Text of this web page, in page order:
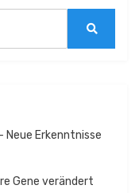
Erkenntnisse
Gene verändert